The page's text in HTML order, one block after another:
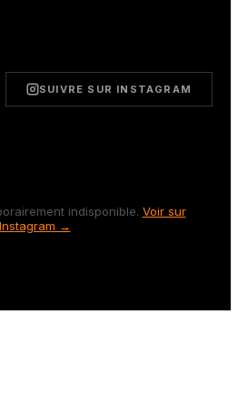
SUIVRE SUR INSTAGRAM
indisponible. Voir sur
Instagram →